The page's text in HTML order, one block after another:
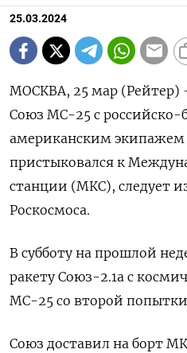
25.03.2024
МОСКВА, 25 мар (Рейтер)
Союз МС-25 с российско-
американским экипажем
пристыковался к
станции (МКС), следует
Роскосмоса.
В субботу на прошлой
ракету Союз-2.1а с
МС-25 со второй
Союз доставил на борт